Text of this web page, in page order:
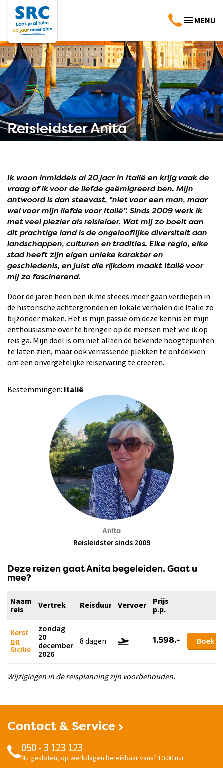
MENU
Reisleidster Anita
Ik woon inmiddels al 20 jaar in Italië en krijg vaak de
vraag of ik voor de liefde geëmigreerd ben. Mijn
antwoord is dan steevast, "niet voor een man, maar
wel voor mijn liefde voor Italië". Sinds 2009 werk ik
met veel plezier als reisleider. Wat mij zo boeit aan
dit prachtige land is de ongelooflijke diversiteit aan
landschappen, culturen en tradities. Elke regio, elke
stad heeft zijn eigen unieke karakter en
geschiedenis, en juist die rijkdom maakt Italië voor
mij zo fascinerend.
Door de jaren heen ben ik me steeds meer gaan verdiepen in
de historische achtergronden en lokale verhalen die Italië zo
bijzonder maken. Het is mijn passie om deze kennis en mijn
enthousiasme over te brengen op de mensen met wie ik op
reis ga. Mijn doel is om niet alleen de bekende hoogtepunten
te laten zien, maar ook verrassende plekken te ontdekken
om een onvergetelijke reiservaring te creëren.
Bestemmingen: Italië
Anita
Reisleidster sinds 2009
Deze reizen gaat Anita begeleiden. Gaat u
mee?
Naam
reis
Vertrek Reisduur Vervoer
Prijs
p.p.
Kerst
op
Sicilië
zondag
20
december
2026
8 dagen 1.598.- Boek
Wijzigingen in de reisplanning zijn voorbehouden.
Contact & Service
050 - 3 123 123
Nu gesloten, op werkdagen bereikbaar vanaf 10.00 uur